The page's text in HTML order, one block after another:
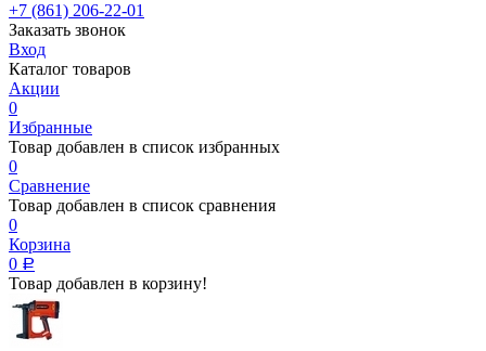
+7 (861) 206-22-01
Заказать звонок
Вход
Каталог товаров
Акции
0
Избранные
Товар добавлен в список избранных
0
Сравнение
Товар добавлен в список сравнения
0
Корзина
0 Р
Товар добавлен в корзину!